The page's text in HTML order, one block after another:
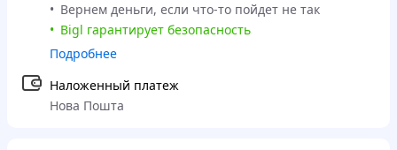
Вернем деньги, если что-то пойдет не так
Bigl гарантирует безопасность
Подробнее
Наложенный платеж
Нова Пошта